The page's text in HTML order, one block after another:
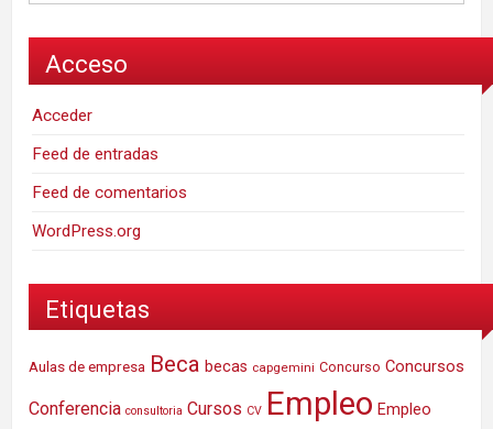
Acceso
Acceder
Feed de entradas
Feed de comentarios
WordPress.org
Etiquetas
Aulas de empresa Beca becas capgemini Concurso Concursos
Conferencia consultoria Cursos CV Empleo Empleo